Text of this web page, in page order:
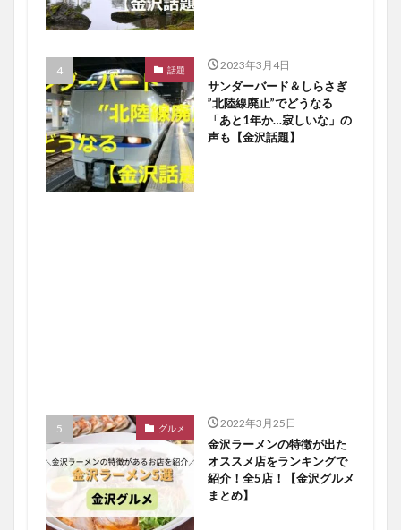
話題 2023年3月4日
サンダーバード＆しらさぎ
”北陸線廃止”でどうなる
「あと1年か…寂しいな」の
声も【金沢話題】
グルメ 2022年3月25日
金沢ラーメンの特徴が出た
オススメ店をランキングで
紹介！全5店！【金沢グルメ
まとめ】